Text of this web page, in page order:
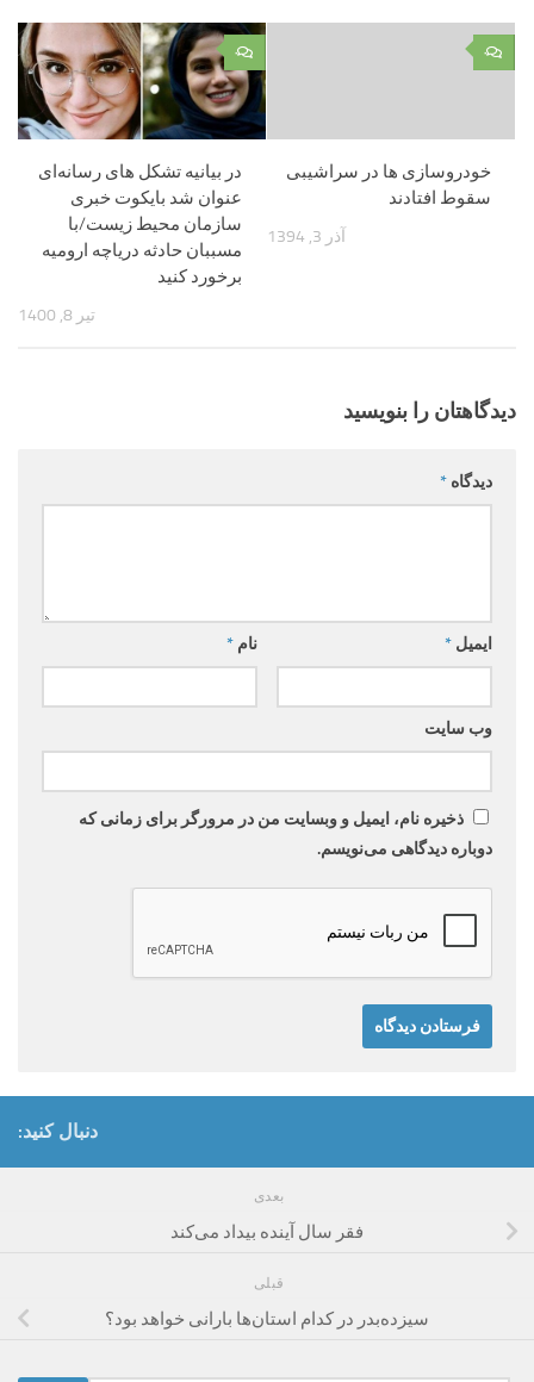
۰
در بیانیه تشکل های رسانه‌ای
عنوان شد بایکوت خبری
سازمان محیط زیست/با
مسببان حادثه دریاچه ارومیه
برخورد کنید
تیر 8, 1400
۰
خودروسازی ها در سراشیبی
سقوط افتادند
آذر 3, 1394
دیدگاهتان را بنویسید
دیدگاه *
نام * ایمیل *
وب‌ سایت
ذخیره نام، ایمیل و وبسایت من در مرورگر برای زمانی که
دوباره دیدگاهی می‌نویسم.
دنبال کنید:
بعدی
فقر سال آینده بیداد می‌کند
قبلی
سیزده‌بدر در کدام استان‌ها بارانی خواهد بود؟